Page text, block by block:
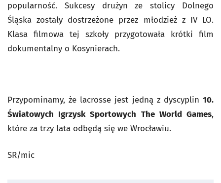
popularność. Sukcesy drużyn ze stolicy Dolnego
Śląska zostały dostrzeżone przez młodzież z IV LO.
Klasa filmowa tej szkoły przygotowała krótki film
dokumentalny o Kosynierach.
Przypominamy, że lacrosse jest jedną z dyscyplin 10.
Światowych Igrzysk Sportowych The World Games,
które za trzy lata odbędą się we Wrocławiu.
SR/mic